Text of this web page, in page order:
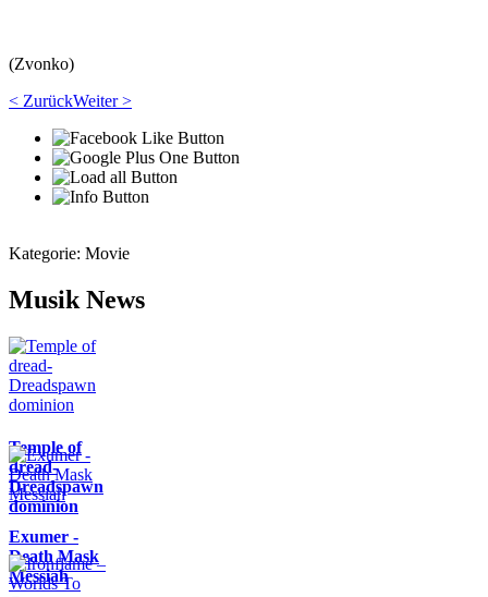
(Zvonko)
< ZurückWeiter >
Kategorie: Movie
Musik News
Temple of
dread-
Dreadspawn
dominion
Exumer -
Death Mask
Messiah